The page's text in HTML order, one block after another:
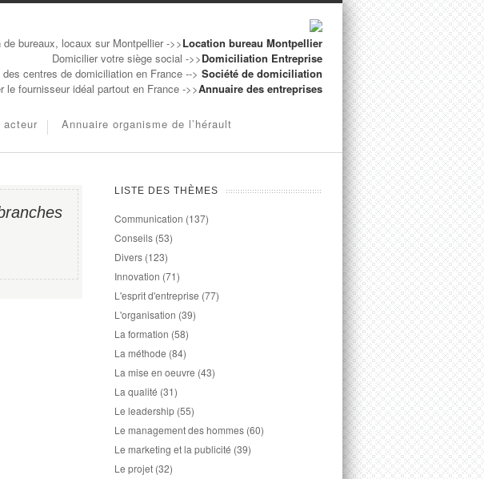
bureaux, locaux sur Montpellier ->>Location bureau Montpellier
Domicilier votre siège social ->>Domiciliation Entreprise
des centres de domiciliation en France --> Société de domiciliation
le fournisseur idéal partout en France ->>Annuaire des entreprises
acteur Annuaire organisme de l’hérault
LISTE DES THÈMES
Communication (137)
Conseils (53)
Divers (123)
Innovation (71)
L'esprit d'entreprise (77)
L'organisation (39)
La formation (58)
La méthode (84)
La mise en oeuvre (43)
La qualité (31)
Le leadership (55)
Le management des hommes (60)
Le marketing et la publicité (39)
Le projet (32)